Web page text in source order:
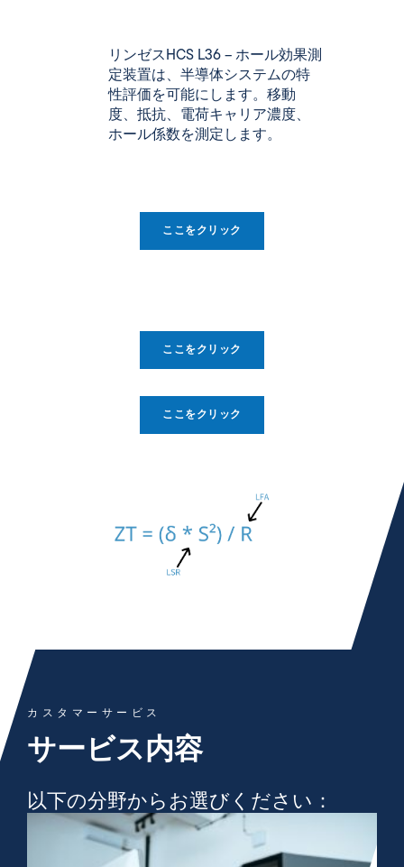
リンゼス HCS L36 – ホール効果測
定装置は、半導体システムの特
性評価を可能にします。移動
度、抵抗、電荷キャリア濃度、
ホール係数を測定します。
ここをクリック
ここをクリック
ここをクリック
カスタマーサービス
サービス内容
以下の分野からお選びください：